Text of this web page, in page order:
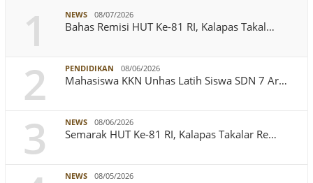
1 NEWS 08/07/2026
Bahas Remisi HUT Ke-81 RI, Kalapas Takal…
2 PENDIDIKAN 08/06/2026
Mahasiswa KKN Unhas Latih Siswa SDN 7 Ar…
3 NEWS 08/06/2026
Semarak HUT Ke-81 RI, Kalapas Takalar Re…
NEWS 08/05/2026